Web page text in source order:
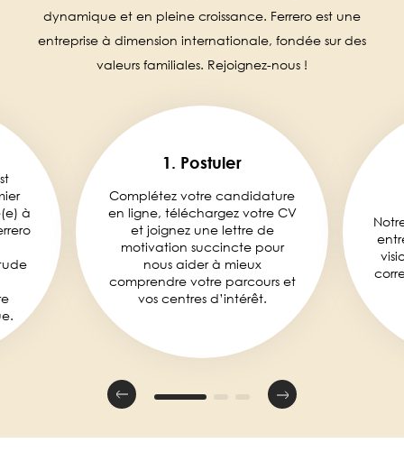
dynamique et en pleine croissance. Ferrero est une
entreprise à dimension internationale, fondée sur des
valeurs familiales. Rejoignez-nous !
à
1. Postuler
Complétez votre candidature
en ligne, téléchargez votre CV
et joignez une lettre de
motivation succincte pour
nous aider à mieux
comprendre votre parcours et
vos centres d’intérêt.